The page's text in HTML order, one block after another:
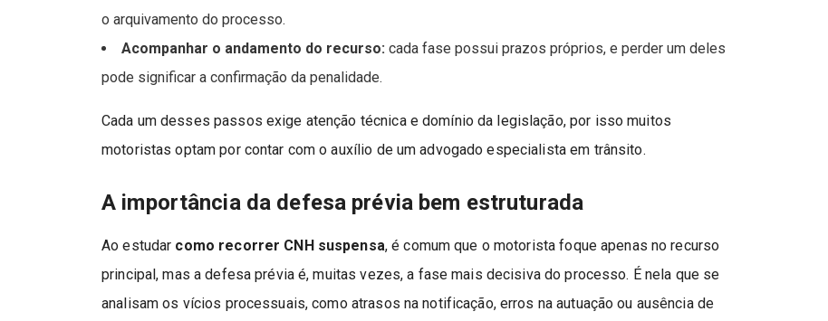
o arquivamento do processo.
Acompanhar o andamento do recurso: cada fase possui prazos próprios, e perder um deles
pode significar a confirmação da penalidade.
Cada um desses passos exige atenção técnica e domínio da legislação, por isso muitos
motoristas optam por contar com o auxílio de um advogado especialista em trânsito.
A importância da defesa prévia bem estruturada
Ao estudar como recorrer CNH suspensa, é comum que o motorista foque apenas no recurso
principal, mas a defesa prévia é, muitas vezes, a fase mais decisiva do processo. É nela que se
analisam os vícios processuais, como atrasos na notificação, erros na autuação ou ausência de